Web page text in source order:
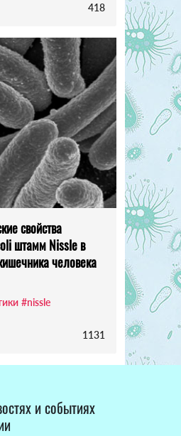
418
свойства
штамм Nissle в
человека
#nissle
1131
и событиях